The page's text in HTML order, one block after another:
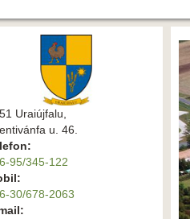
Uraiújfalu,
u. 46.
95/345-122
30/678-2063